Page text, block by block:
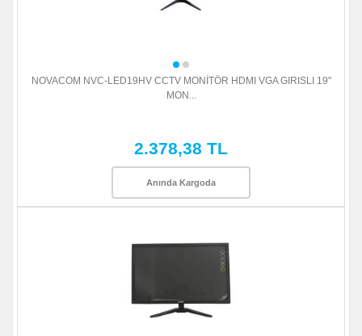
NOVACOM NVC-LED19HV CCTV MONİTÖR HDMI VGA GIRISLI 19"
MON...
2.378,38 TL
Anında Kargoda